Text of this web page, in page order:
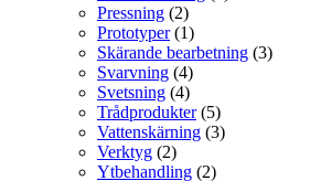
Pressning (2)
Prototyper(1)
Skärande bearbetning (3)
Svarvning (4)
Svetsning (4)
Trådprodukter(5)
Vattenskärning (3)
Verktyg (2)
Ytbehandling (2)